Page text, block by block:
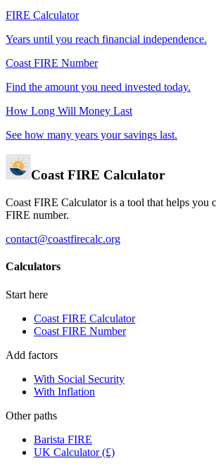
FIRE Calculator
Years until you reach financial independence.
Coast FIRE Number
Find the amount you need invested today.
How Long Will Money Last
See how many years your savings last.
Coast FIRE Calculator
Coast FIRE Calculator is a tool that helps you
FIRE number.
contact@coastfirecalc.org
Calculators
Start here
Coast FIRE Calculator
Coast FIRE Number
Add factors
With Social Security
With Inflation
Other paths
Barista FIRE
UK Calculator (£)